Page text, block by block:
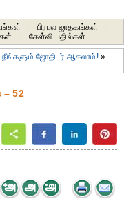
பிரபல ஜாதகங்கள்
கேள்வி-பதில்கள்
நீங்களும் ஜோதிடர் ஆகலாம்!»
– 52